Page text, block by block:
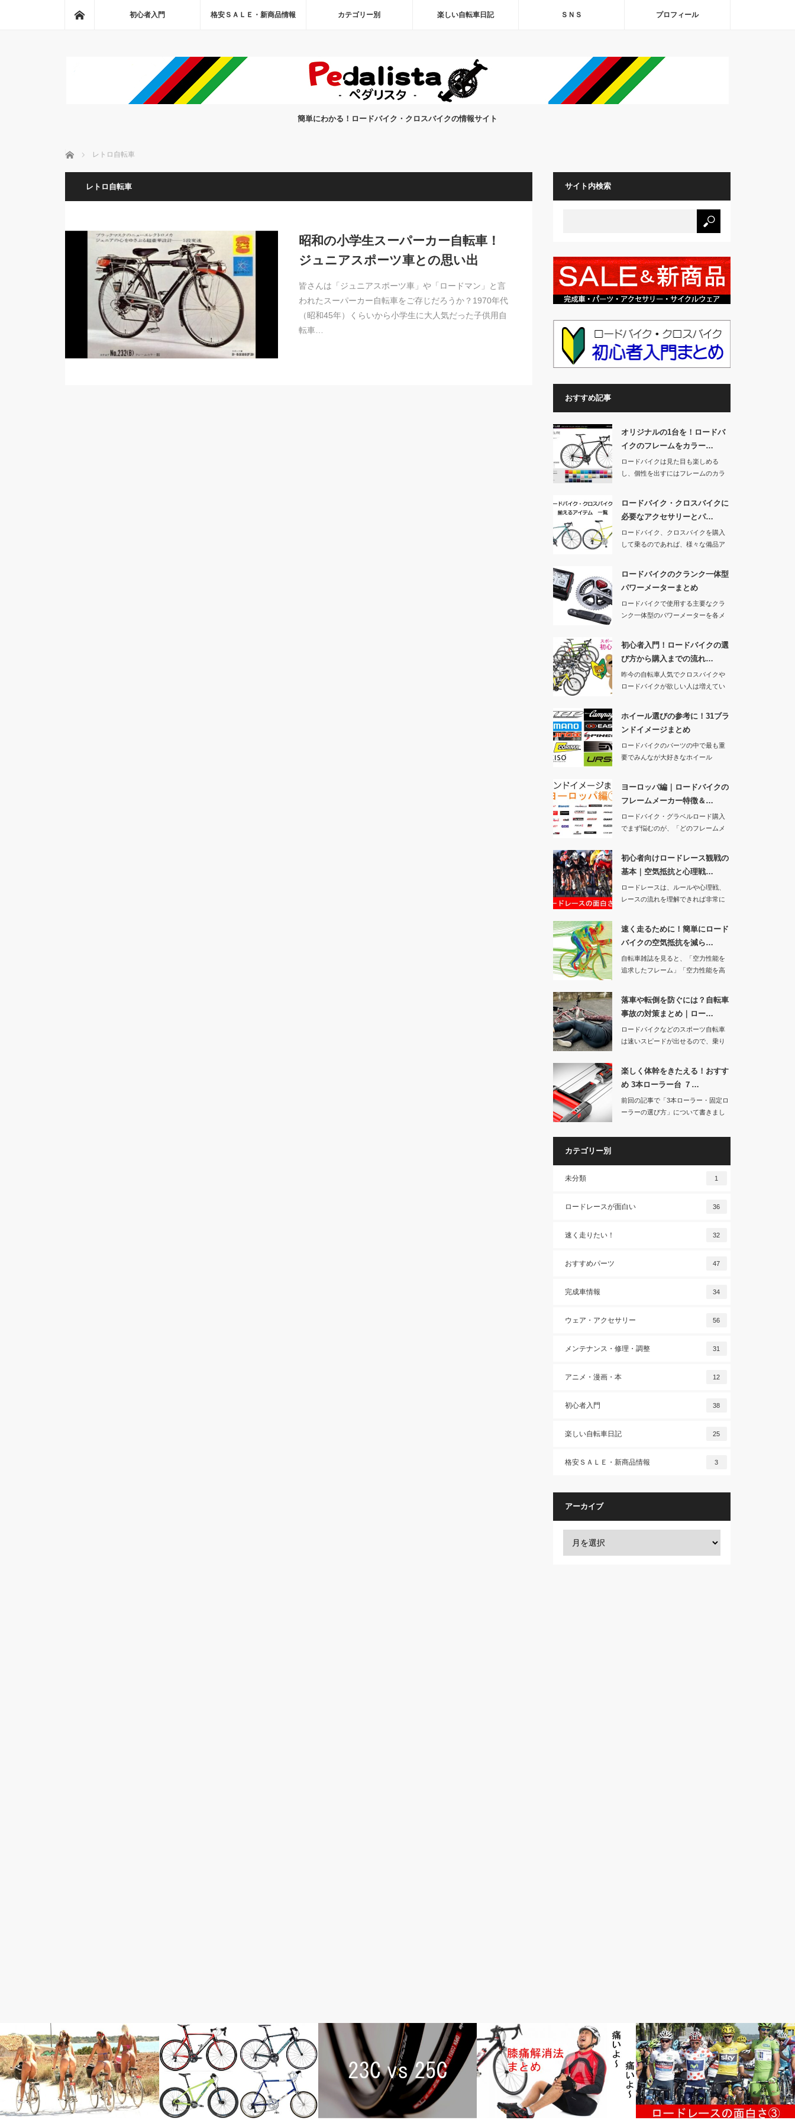
初心者入門 格安ＳＡＬＥ・新商品情報 カテゴリー別 楽しい自転車日記 ＳＮＳ プロフィール
簡単にわかる！ロードバイク・クロスバイクの情報サイト
ホーム レトロ自転車
レトロ自転車
昭和の小学生スーパーカー自転車！
ジュニアスポーツ車との思い出
皆さんは「ジュニアスポーツ車」や「ロードマン」と言
われたスーパーカー自転車をご存じだろうか？1970年代
（昭和45年）くらいから小学生に大人気だった子供用自
転車…
サイト内検索
おすすめ記事
オリジナルの1台を！ロードバ
イクのフレームをカラー…
ロードバイクは見た目も楽しめる
し、個性を出すにはフレームのカラ
ロードバイク・クロスバイクに
必要なアクセサリーとパ…
ロードバイク、クロスバイクを購入
して乗るのであれば、様々な備品ア
ロードバイクのクランク一体型
パワーメーターまとめ
ロードバイクで使用する主要なクラ
ンク一体型のパワーメーターを各メ
初心者入門！ロードバイクの選
び方から購入までの流れ…
昨今の自転車人気でクロスバイクや
ロードバイクが欲しい人は増えてい
ホイール選びの参考に！31ブラ
ンドイメージまとめ
ロードバイクのパーツの中で最も重
要でみんなが大好きなホイール
ヨーロッパ編｜ロードバイクの
フレームメーカー特徴＆…
ロードバイク・グラベルロード購入
でまず悩むのが、「どのフレームメ
初心者向けロードレース観戦の
基本｜空気抵抗と心理戦…
ロードレースは、ルールや心理戦、
レースの流れを理解できれば非常に
速く走るために！簡単にロード
バイクの空気抵抗を減ら…
自転車雑誌を見ると、「空力性能を
追求したフレーム」「空力性能を高
落車や転倒を防ぐには？自転車
事故の対策まとめ｜ロー…
ロードバイクなどのスポーツ自転車
は速いスピードが出せるので、乗り
楽しく体幹をきたえる！おすす
め 3本ローラー台 ７…
前回の記事で「3本ローラー・固定ロ
ーラーの選び方」について書きまし
カテゴリー別
未分類 1
ロードレースが面白い 36
速く走りたい！ 32
おすすめパーツ 47
完成車情報 34
ウェア・アクセサリー 56
メンテナンス・修理・調整 31
アニメ・漫画・本 12
初心者入門 38
楽しい自転車日記 25
格安ＳＡＬＥ・新商品情報 3
アーカイブ